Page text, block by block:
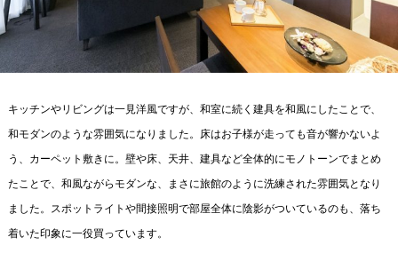
キッチンやリビングは一見洋風ですが、和室に続く建具を和風にしたことで、
和モダンのような雰囲気になりました。床はお子様が走っても音が響かないよ
う、カーペット敷きに。壁や床、天井、建具など全体的にモノトーンでまとめ
たことで、和風ながらモダンな、まさに旅館のように洗練された雰囲気となり
ました。スポットライトや間接照明で部屋全体に陰影がついているのも、落ち
着いた印象に一役買っています。